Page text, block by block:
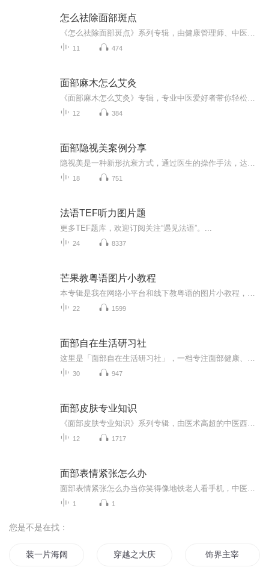
怎么祛除面部斑点
11 474
面部麻木怎么艾灸
12 384
面部隐视美案例分享
18 751
法语TEF听力图片题
更多TEF题库，欢迎订阅关注“遇见法语”。...
24 8337
芒果教粤语图片小教程
22 1599
面部自在生活研习社
30 947
面部皮肤专业知识
12 1717
面部表情紧张怎么办
1 1
您是不是在找：
装一片海阔天空 穿越之大庆帝国 饰界主宰